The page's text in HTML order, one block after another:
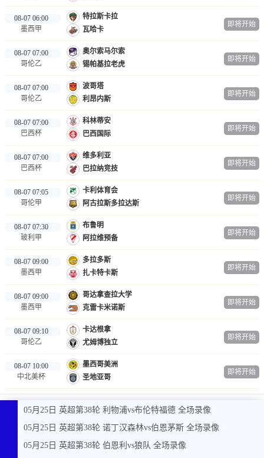
08-07 06:00
墨西甲
特拉斯卡拉
瓦哈卡
即将开始
08-07 07:00
哥伦乙
奥尔索马尔索
锡帕基拉老虎
即将开始
08-07 07:00
哥伦乙
波哥塔
利昂内斯
即将开始
08-07 07:00
巴西杯
科林蒂安
巴西国际
即将开始
08-07 07:00
巴西杯
维多利亚
巴拉纳竞技
即将开始
08-07 07:05
哥伦甲
卡利体育会
阿古拉斯多拉达斯
即将开始
08-07 07:30
玻利甲
布鲁明
阿拉维预备
即将开始
08-07 09:00
墨西甲
多拉多斯
扎卡特卡斯
即将开始
08-07 09:00
墨西甲
哥达拿查拉大学
克雷卡米诺斯
即将开始
08-07 09:10
哥伦乙
卡达根拿
尤姆博独立
即将开始
08-07 10:00
中北美杯
墨西哥美洲
圣地亚哥
即将开始
05月25日 英超第38轮 利物浦vs布伦特福德 全场录像
05月25日 英超第38轮 诺丁汉森林vs伯恩茅斯 全场录像
05月25日 英超第38轮 伯恩利vs狼队 全场录像